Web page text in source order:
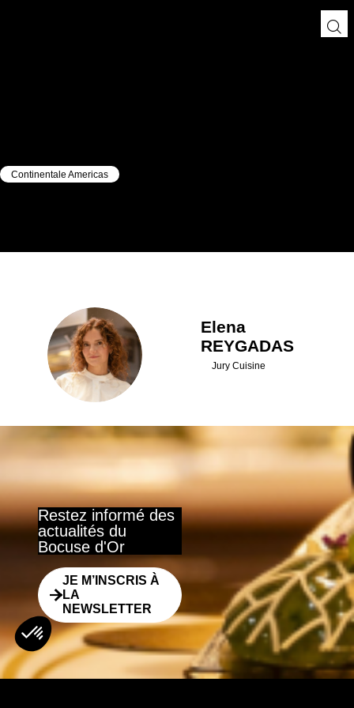
Continentale Americas
ER
Elena
REYGADAS
Jury Cuisine
Restez informé des
actualités du
Bocuse d'Or
JE M’INSCRIS À
LA
NEWSLETTER